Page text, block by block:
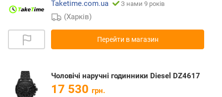
Taketime.com.ua
З нами 9 років
(Харків)
Перейти в магазин
Чоловічі наручні годинники Diesel DZ4617
17 530 грн.